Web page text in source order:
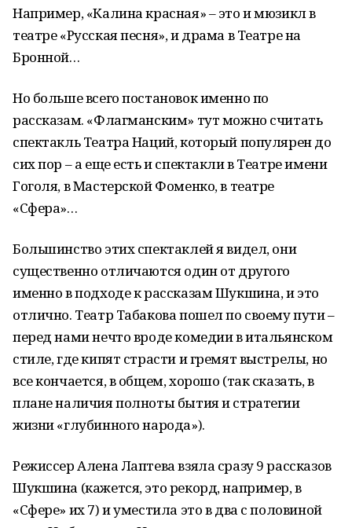
Например, «Калина красная» – это и мюзикл в
театре «Русская песня», и драма в Театре на
Бронной…
Но больше всего постановок именно по
рассказам. «Флагманским» тут можно считать
спектакль Театра Наций, который популярен до
сих пор – а еще есть и спектакли в Театре имени
Гоголя, в Мастерской Фоменко, в театре
«Сфера»…
Большинство этих спектаклей я видел, они
существенно отличаются один от другого
именно в подходе к рассказам Шукшина, и это
отлично. Театр Табакова пошел по своему пути –
перед нами нечто вроде комедии в итальянском
стиле, где кипят страсти и гремят выстрелы, но
все кончается, в общем, хорошо (так сказать, в
плане наличия полноты бытия и стратегии
жизни «глубинного народа»).
Режиссер Алена Лаптева взяла сразу 9 рассказов
Шукшина (кажется, это рекорд, например, в
«Сфере» их 7) и уместила это в два с половиной